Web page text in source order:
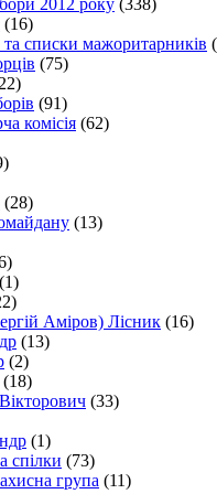
(16)
списки мажоритарників
(75)
(91)
комісія (62)
(28)
(13)
(1)
Аміров) Лісник (16)
(13)
(2)
(18)
(33)
(1)
спілки (73)
група (11)